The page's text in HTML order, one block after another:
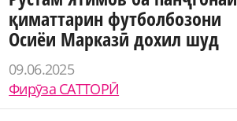
қиматтарин футболбозони
Осиёи Марказӣ дохил шуд
09.06.2025
Фирӯза САТТОРӢ